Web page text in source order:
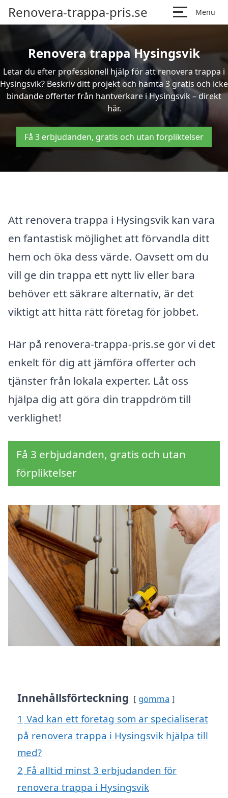
Renovera-trappa-pris.se Menu
Renovera trappa Hysingsvik
Letar du efter professionell hjälp för att renovera trappa i
Hysingsvik? Beskriv ditt projekt och hämta 3 gratis och icke
bindande offerter från hantverkare i Hysingsvik – direkt
här.
Få 3 erbjudanden, gratis och utan förpliktelser
Att renovera trappa i Hysingsvik kan vara
en fantastisk möjlighet att förvandla ditt
hem och öka dess värde. Oavsett om du
vill ge din trappa ett nytt liv eller bara
behöver ett säkrare alternativ, är det
viktigt att hitta rätt företag för jobbet.
Här på renovera-trappa-pris.se gör vi det
enkelt för dig att jämföra offerter och
tjänster från lokala experter. Låt oss
hjälpa dig att göra din trappdröm till
verklighet!
Få 3 erbjudanden, gratis och utan
förpliktelser
Innehållsförteckning gömma
1 Vad kan ett företag som är specialiserat
på renovera trappa i Hysingsvik hjälpa till
med?
2 Få alltid minst 3 erbjudanden för
renovera trappa i Hysingsvik